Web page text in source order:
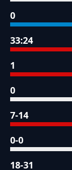
0
33:24
1
0
7-14
0-0
18-31